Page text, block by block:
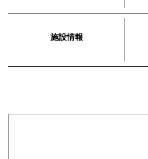
施設情報